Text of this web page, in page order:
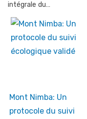
intégrale du…
Mont Nimba: Un
protocole du suivi